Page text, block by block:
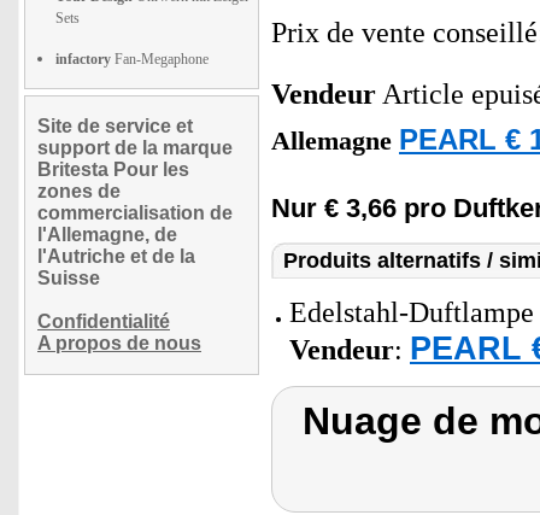
Sets
infactory Fan-Megaphone
Site de service et
support de la marque
Britesta Pour les
zones de
commercialisation de
l'Allemagne, de
l'Autriche et de la
Suisse
Confidentialité
A propos de nous
Prix de vente
Vendeur Article
Allemagne PEARL €
Nur € 3,66 pro
Produits alternatifs /
Edelstahl-
Vendeur: PEARL
Nuage de